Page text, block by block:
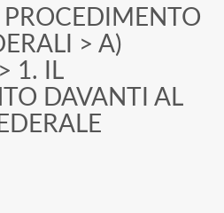
> A)
1. IL
DAVANTI AL